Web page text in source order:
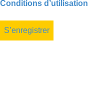
Conditions d’utilisation
S’enregistrer